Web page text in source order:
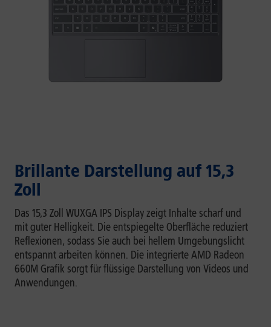
Brillante Darstellung auf 15,3
Zoll
Das 15,3 Zoll WUXGA IPS Display zeigt Inhalte scharf und
mit guter Helligkeit. Die entspiegelte Oberfläche reduziert
Reflexionen, sodass Sie auch bei hellem Umgebungslicht
entspannt arbeiten können. Die integrierte AMD Radeon
660M Grafik sorgt für flüssige Darstellung von Videos und
Anwendungen.